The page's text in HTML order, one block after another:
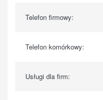
Telefon firmowy:
Telefon komórkowy:
Usługi dla firm: